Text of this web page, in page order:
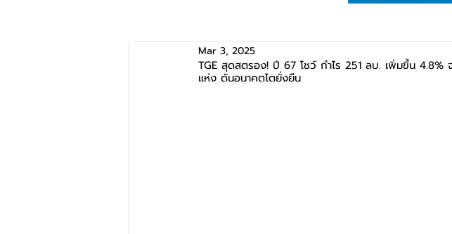
TGE สุดสตรอง! ปี 67 โชว์ กำไร 251 ลบ. เพิ่มขึ้น 4.8%
แห่ง ดันอนาคตโตยั่งยืน
Mar 3, 2025